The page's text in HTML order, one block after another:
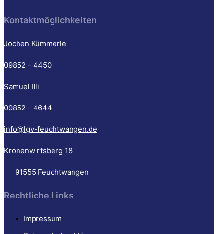
Kontaktmöglichkeiten
Jochen Kümmerle
09852 - 4450
Samuel Illi
09852 - 4644
info@lgv-feuchtwangen.de
Kronenwirtsberg 18
91555 Feuchtwangen
Rechtliche Links
Impressum